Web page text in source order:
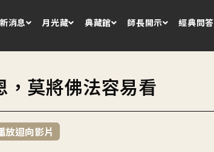
消息 月光藏 典藏館 師長開示 經典問答
莫將佛法容易看
放迴向影片